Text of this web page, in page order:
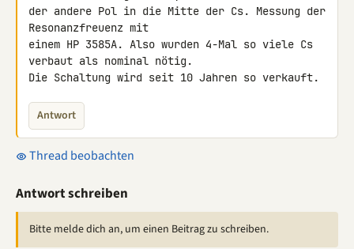
der andere Pol in die Mitte der Cs. Messung der
Resonanzfreuenz mit
einem HP 3585A. Also wurden 4-Mal so viele Cs
verbaut als nominal nötig.
Die Schaltung wird seit 10 Jahren so verkauft.
Antwort
Thread beobachten
Antwort schreiben
Bitte melde dich an, um einen Beitrag zu schreiben.